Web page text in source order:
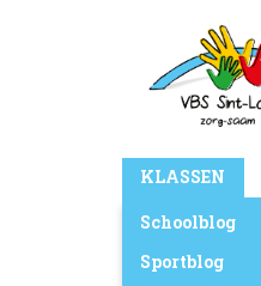
Main
menu
KLASSEN
Schoolblog
Sportblog